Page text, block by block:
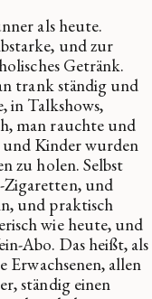
als heute.
und zur
Getränk.
trank ständig und
in Talkshows,
man rauchte und
und Kinder wurden
zu holen. Selbst
und
und praktisch
wie heute, und
Abo. Das heißt, als
Erwachsenen, allen
ständig einen